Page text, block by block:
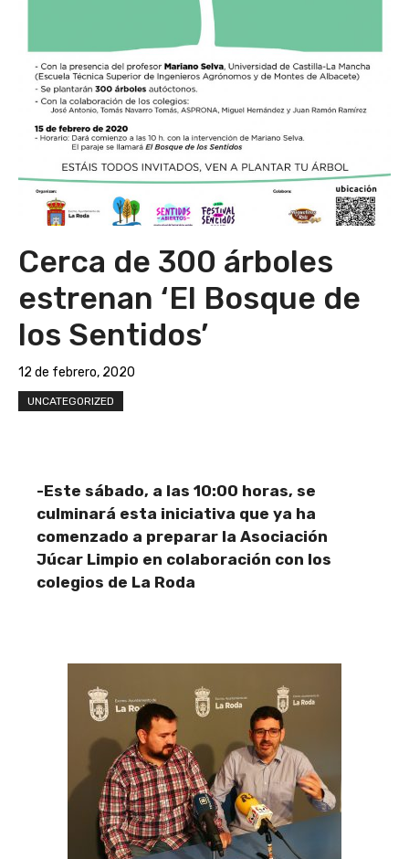
Cerca de 300 árboles
estrenan ‘El Bosque de
los Sentidos’
12 de febrero, 2020
UNCATEGORIZED
-Este sábado, a las 10:00 horas, se
culminará esta iniciativa que ya ha
comenzado a preparar la Asociación
Júcar Limpio en colaboración con los
colegios de La Roda